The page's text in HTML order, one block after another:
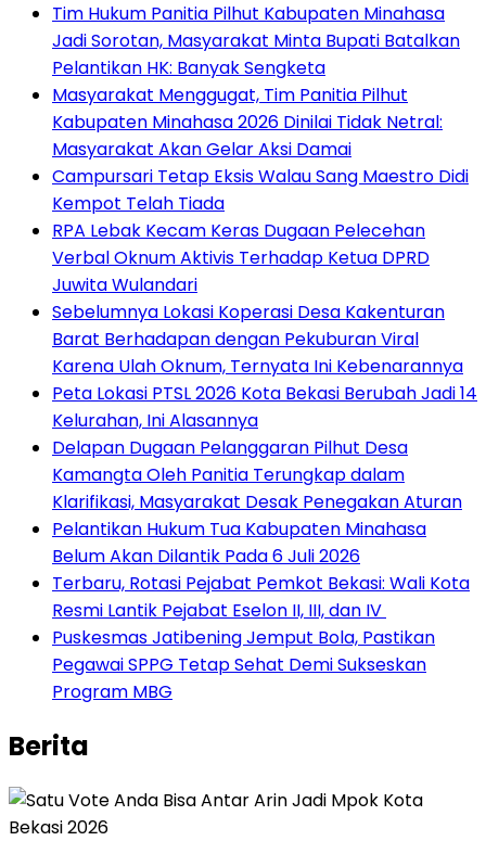
Tim Hukum Panitia Pilhut Kabupaten Minahasa
Jadi Sorotan, Masyarakat Minta Bupati Batalkan
Pelantikan HK: Banyak Sengketa
Masyarakat Menggugat, Tim Panitia Pilhut
Kabupaten Minahasa 2026 Dinilai Tidak Netral:
Masyarakat Akan Gelar Aksi Damai
Campursari Tetap Eksis Walau Sang Maestro Didi
Kempot Telah Tiada
RPA Lebak Kecam Keras Dugaan Pelecehan
Verbal Oknum Aktivis Terhadap Ketua DPRD
Juwita Wulandari
Sebelumnya Lokasi Koperasi Desa Kakenturan
Barat Berhadapan dengan Pekuburan Viral
Karena Ulah Oknum, Ternyata Ini Kebenarannya
Peta Lokasi PTSL 2026 Kota Bekasi Berubah Jadi 14
Kelurahan, Ini Alasannya
Delapan Dugaan Pelanggaran Pilhut Desa
Kamangta Oleh Panitia Terungkap dalam
Klarifikasi, Masyarakat Desak Penegakan Aturan
Pelantikan Hukum Tua Kabupaten Minahasa
Belum Akan Dilantik Pada 6 Juli 2026
‎Terbaru, Rotasi Pejabat Pemkot Bekasi: Wali Kota
Resmi Lantik Pejabat Eselon II, III, dan IV ‎
Puskesmas Jatibening Jemput Bola, Pastikan
Pegawai SPPG Tetap Sehat Demi Sukseskan
Program MBG
Berita